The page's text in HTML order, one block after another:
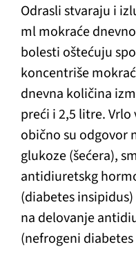
Odrasli stvaraju i
ml mokraće
bolesti oštećuju
koncentriše
dnevna količina
preći i 2,5 litre.
obično su odgovor
glukoze (šećera),
antidiuretskg
(diabetes
na delovanje
(nefrogeni